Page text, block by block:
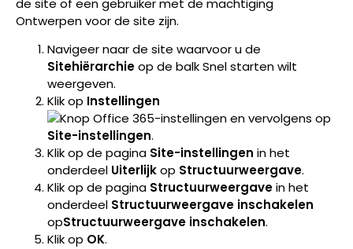
de site of een gebruiker met de machtiging
Ontwerpen voor de site zijn.
Navigeer naar de site waarvoor u de
Sitehiërarchieop de balk Snel starten wilt
weergeven.
Klik op Instellingen
en vervolgens op
Site-instellingen.
Klik op de pagina Site-instellingen in het
onderdeel Uiterlijkop Structuurweergave.
Klik op de pagina Structuurweergavein het
onderdeel Structuurweergave inschakelen
opStructuurweergave inschakelen.
Klik op OK.